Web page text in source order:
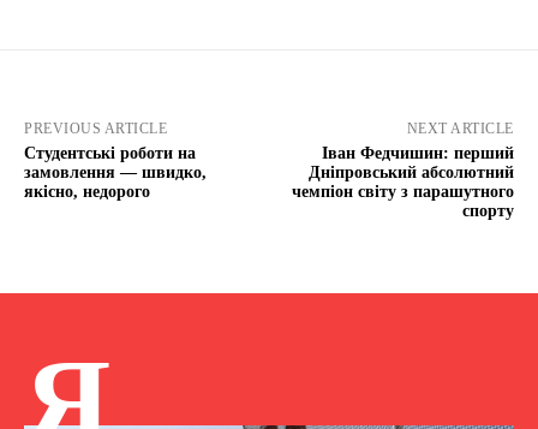
PREVIOUS ARTICLE
Студентські роботи на
замовлення — швидко,
якісно, недорого
NEXT ARTICLE
Іван Федчишин: перший
Дніпровський абсолютний
чемпіон світу з парашутного
спорту
Я